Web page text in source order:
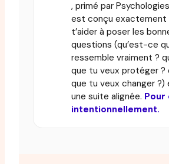
, primé par
est conçu exactement
t’aider à poser les
questions (qu’est-ce
ressemble vraiment ?
que tu veux protéger ?
que tu veux changer ?)
une suite alignée. Pour
intentionnellement.